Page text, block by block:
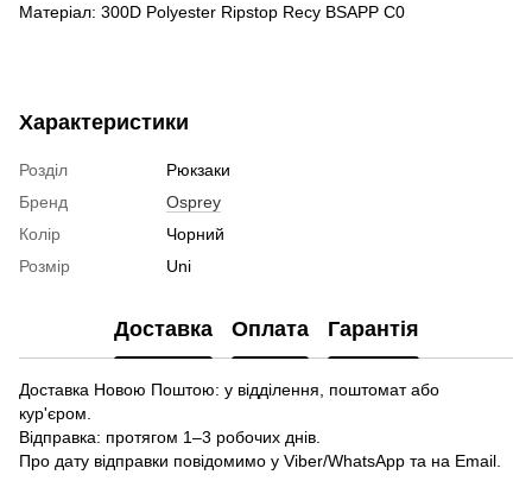
Матеріал: 300D Polyester Ripstop Recy BSAPP C0
Характеристики
Розділ
Рюкзаки
Бренд
Osprey
Колір
Чорний
Розмір
Uni
Доставка Оплата Гарантія
Доставка Новою Поштою: у відділення, поштомат або
кур'єром.
Відправка: протягом 1–3 робочих днів.
Про дату відправки повідомимо у Viber/WhatsApp та на Email.